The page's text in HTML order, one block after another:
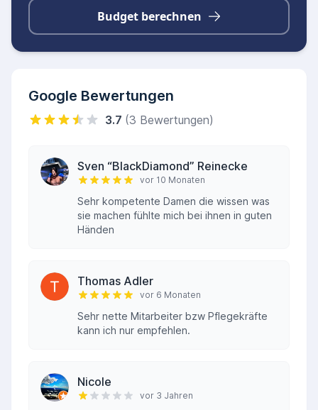
Budget berechnen
Google Bewertungen
3.7 (3 Bewertungen)
Sven “BlackDiamond” Reinecke
vor 10 Monaten
Sehr kompetente Damen die wissen was
sie machen fühlte mich bei ihnen in guten
Händen
Thomas Adler
vor 6 Monaten
Sehr nette Mitarbeiter bzw Pflegekräfte
kann ich nur empfehlen.
Nicole
vor 3 Jahren